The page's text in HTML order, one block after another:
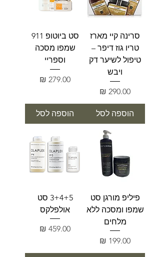
סרינה קיי מארז
טריו גוז דיפר –
טיפול לשיער דק
ויבש
מחיר
הוספה לסל
סט ביוטופ 911
שמפו מסכה
וספריי
מחיר
הוספה לסל
פיליפ מורגן סט
שמפו ומסכה ללא
מלחים
מחיר
3+4+5 סט
אולפלקס
מחיר